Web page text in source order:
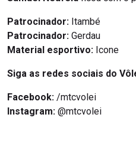
Patrocinador: Itambé
Patrocinador: Gerdau
Material esportivo: Icone
Siga as redes sociais do
Facebook: /mtcvolei
Instagram: @mtcvolei